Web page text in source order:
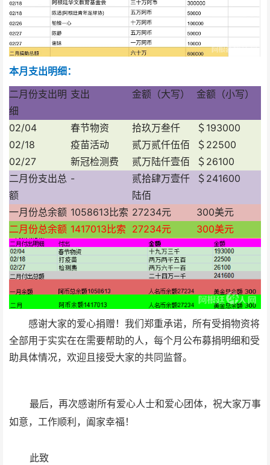
本月支出明细：
二月份支出明
细
支出 金额（大写） 金额（小写）
02/04 春节物资 拾玖万叁仟
＄193000
02/18
疫苗活动 贰万贰仟伍佰
＄22500
02/27
新冠检测费 贰万陆仟壹佰
＄26100
二月份支出总
额
-
贰拾肆万壹仟
陆佰
＄241600
一月份总余额 1058613比索 27234元
300美元
二月份总余额 1417013比索 27234元 300美元
感谢大家的爱心捐赠！我们郑重承诺，所有受捐物资将
全部用于实实在在需要帮助的人，每个月公布募捐明细和受
助具体情况，欢迎且接受大家的共同监督。
最后，再次感谢所有爱心人士和爱心团体，祝大家万事
如意，工作顺利，阖家幸福！
此致